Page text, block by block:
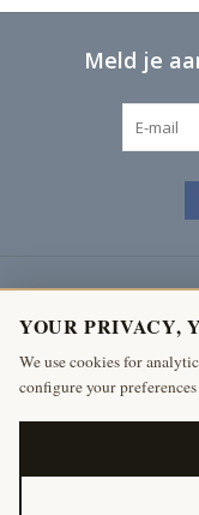
Meld je
Producten
Mijn account
The Antique
YOUR PRIVACY,
We use cookies for
configure your